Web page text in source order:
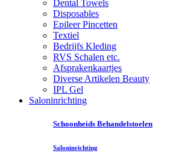
Dental Towels
Disposables
Epileer Pincetten
Textiel
Bedrijfs Kleding
RVS Schalen etc.
Afsprakenkaartjes
Diverse Artikelen Beauty
IPL Gel
Saloninrichting
Schoonheids Behandelstoelen
Saloninrichting